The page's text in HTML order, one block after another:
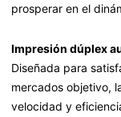
prosperar en el
Impresión dúplex
Diseñada para
mercados objetivo,
velocidad y